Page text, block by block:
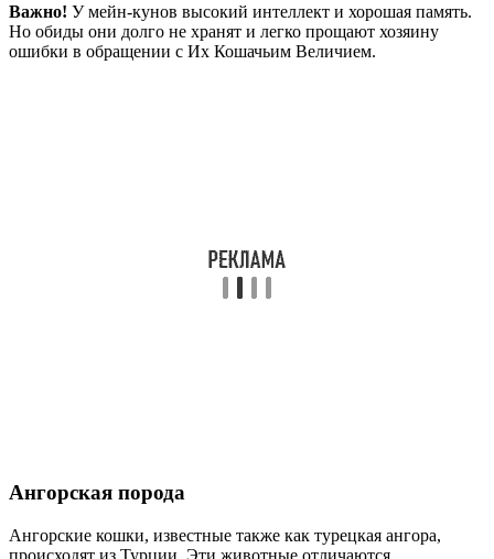
Важно! У мейн-кунов высокий интеллект и хорошая память.
Но обиды они долго не хранят и легко прощают хозяину
ошибки в обращении с Их Кошачьим Величием.
Ангорская порода
Ангорские кошки, известные также как турецкая ангора,
происходят из Турции. Эти животные отличаются